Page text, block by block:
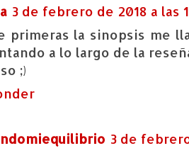
3 de febrero de 2018 a las
primeras la sinopsis me
a lo largo de la
;)
3 de